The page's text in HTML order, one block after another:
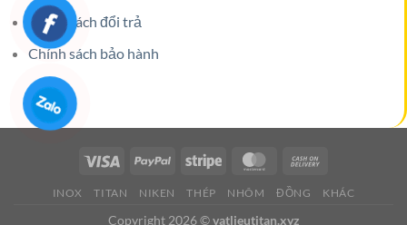
Chính sách đổi trả
Chính sách bảo hành
INOX TITAN NIKEN THÉP NHÔM ĐỒNG KHÁC
Copyright 2026 ©vatlieutitan.xyz